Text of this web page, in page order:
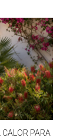
PARA